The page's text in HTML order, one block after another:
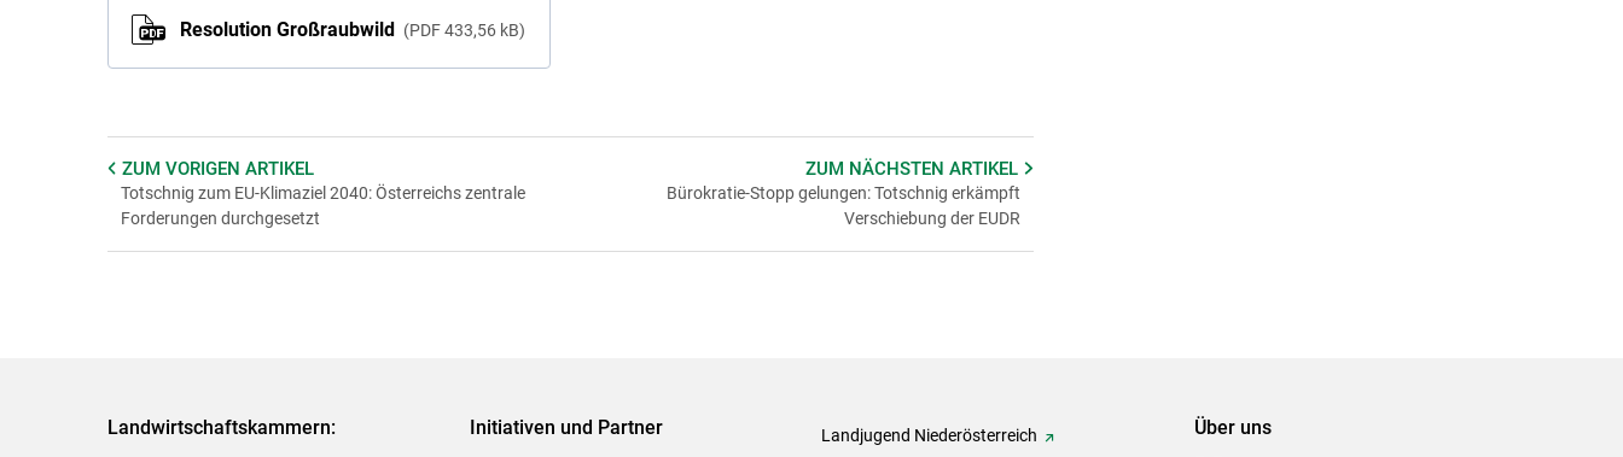
Resolution Großraubwild PDF 433,56 kB
ZUM VORIGEN ARTIKEL
Totschnig zum EU-Klimaziel 2040: Österreichs zentrale
Forderungen durchgesetzt
ZUM NÄCHSTENARTIKEL
Bürokratie-Stopp gelungen: Totschnig erkämpft
Verschiebung der EUDR
Landwirtschaftskammern: Initiativen und Partner Landjugend Niederösterreich Über uns